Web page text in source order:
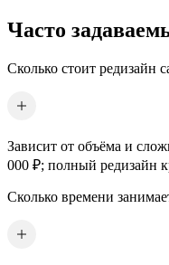
Часто
Сколько стоит редизайн
Зависит от объёма и
000 ₽; полный редизайн
Сколько времени